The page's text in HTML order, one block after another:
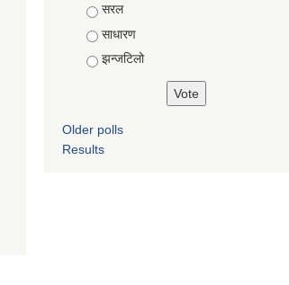
Choices
सरल
साधारण
झन्जटिलो
Older polls
Results